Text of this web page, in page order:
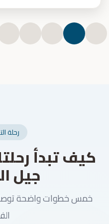
رحلة
كيف تبدأ
جيل
خمس خطوات واضحة